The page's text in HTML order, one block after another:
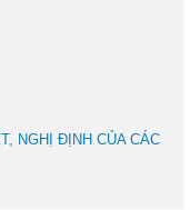
NGHỊ ĐỊNH CỦA CÁC